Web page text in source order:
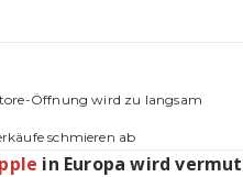
Öffnung wird zu langsam
schmieren ab
in Europa wird